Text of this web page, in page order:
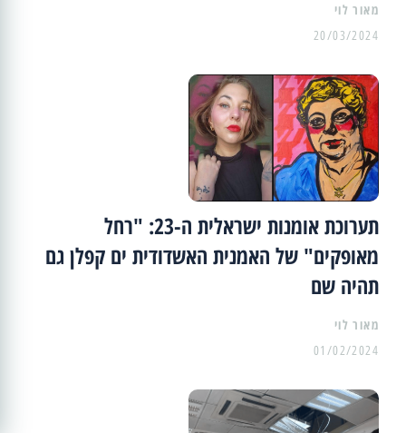
מאור לוי
20/03/2024
תערוכת אומנות ישראלית ה-23: "רחל
מאופקים" של האמנית האשדודית ים קפלן גם
תהיה שם
מאור לוי
01/02/2024